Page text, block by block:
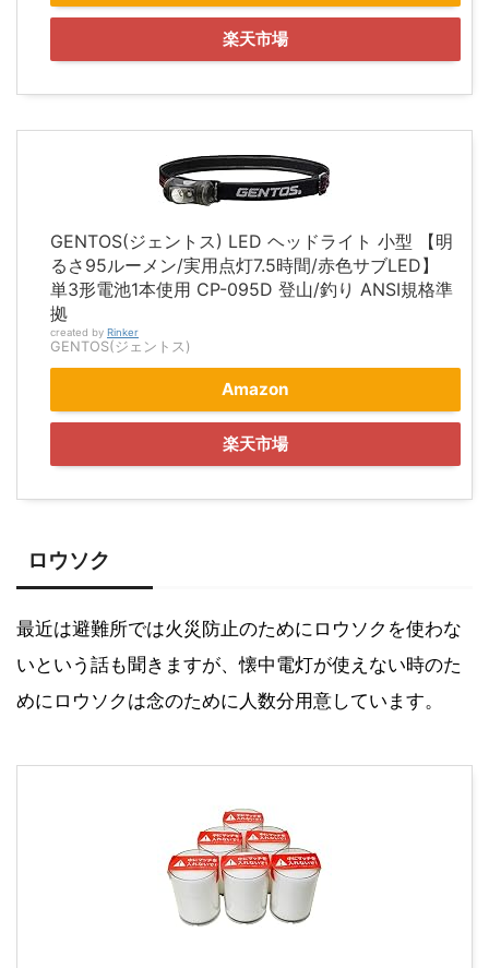
楽天市場
GENTOS(ジェントス) LED ヘッドライト 小型 【明
るさ95ルーメン/実用点灯7.5時間/赤色サブLED】
単3形電池1本使用 CP-095D 登山/釣り ANSI規格準
拠
created by Rinker
GENTOS(ジェントス)
Amazon
楽天市場
ロウソク
最近は避難所では火災防止のためにロウソクを使わな
いという話も聞きますが、懐中電灯が使えない時のた
めにロウソクは念のために人数分用意しています。